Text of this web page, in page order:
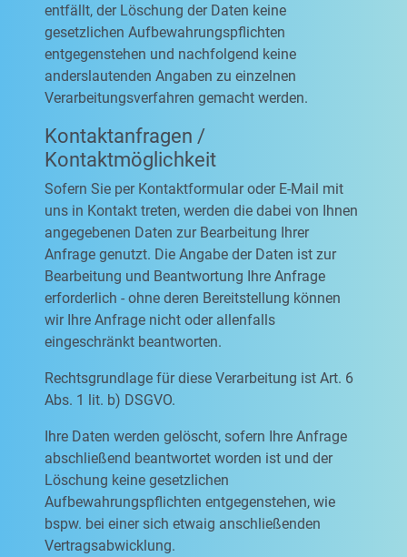
entfällt, der Löschung der Daten keine
gesetzlichen Aufbewahrungspflichten
entgegenstehen und nachfolgend keine
anderslautenden Angaben zu einzelnen
Verarbeitungsverfahren gemacht werden.
Kontaktanfragen /
Kontaktmöglichkeit
Sofern Sie per Kontaktformular oder E-Mail mit
uns in Kontakt treten, werden die dabei von Ihnen
angegebenen Daten zur Bearbeitung Ihrer
Anfrage genutzt. Die Angabe der Daten ist zur
Bearbeitung und Beantwortung Ihre Anfrage
erforderlich - ohne deren Bereitstellung können
wir Ihre Anfrage nicht oder allenfalls
eingeschränkt beantworten.
Rechtsgrundlage für diese Verarbeitung ist Art. 6
Abs. 1 lit. b) DSGVO.
Ihre Daten werden gelöscht, sofern Ihre Anfrage
abschließend beantwortet worden ist und der
Löschung keine gesetzlichen
Aufbewahrungspflichten entgegenstehen, wie
bspw. bei einer sich etwaig anschließenden
Vertragsabwicklung.